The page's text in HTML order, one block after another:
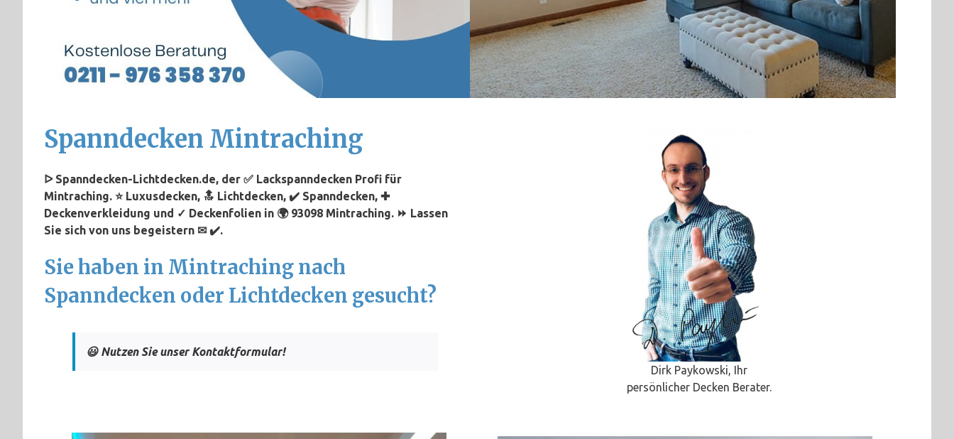
Spanndecken Mintraching
ᐅ Spanndecken-Lichtdecken.de, der ✅ Lackspanndecken Profi für
Mintraching. ⭐ Luxusdecken, 🔝 Lichtdecken, ✔️ Spanndecken, ✚
Deckenverkleidung und ✓ Deckenfolien in 🌍 93098 Mintraching. ⏩ Lassen
Sie sich von uns begeistern ✉ ✔️.
Sie haben in Mintraching nach
Spanndecken oder Lichtdecken gesucht?
😃 Nutzen Sie unser Kontaktformular!
Dirk Paykowski, Ihr
persönlicher Decken Berater.